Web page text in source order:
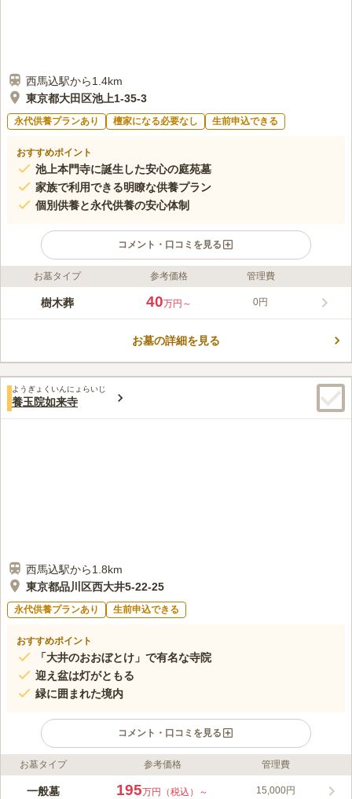
西馬込駅から1.4km
東京都大田区池上1-35-3
永代供養プランあり 檀家になる必要なし 生前申込できる
おすすめポイント
池上本門寺に誕生した安心の庭苑墓
家族で利用できる明瞭な供養プラン
個別供養と永代供養の安心体制
コメント・口コミを見る
ライフドット編集部のコメント
池上本門寺山内に開苑した「池上いつくしみ霊苑」は、宗旨宗派
い明瞭なプランをご用意しています。お申込みから50年間は個別
人の庵室として開創された由緒ある寺院で、火災や移転を経て享
保年間に現在地へ再建されました。長い歴史に支えられた確かな
管理体制のもと、霊苑は将来まで安心の供養をご提供いたしま
口コミ評価
みんなの評価
60代男性
池上・本門寺の駐車場から来れるので、スムーズで良かった。
お墓タイプ 参考価格 管理費
樹木葬 40万円～ 0円
お墓の詳細を見る
ようぎょくいんにょらいじ
養玉院如来寺
西馬込駅から1.8km
東京都品川区西大井5-22-25
永代供養プランあり 生前申込できる
おすすめポイント
「大井のおおぼとけ」で有名な寺院
迎え盆は灯がともる
緑に囲まれた境内
コメント・口コミを見る
ライフドット編集部のコメント
如来寺は寛永年間、木喰但唱上人が芝高輪に創建しました。五智
お墓タイプ 参考価格 管理費
一般墓 195万円（税込）～ 15,000円